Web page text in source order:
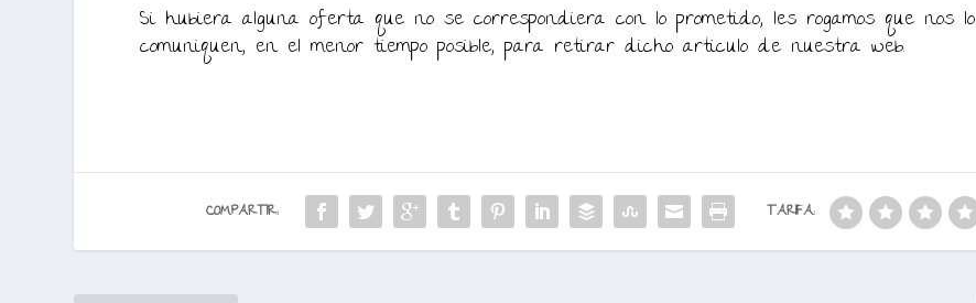
Si hubiera alguna oferta que no se correspondiera con lo prometido, les rogamos que nos lo
comuniquen, en el menor tiempo posible, para retirar dicho articulo de nuestra web.
COMPARTIR: TARIFA: